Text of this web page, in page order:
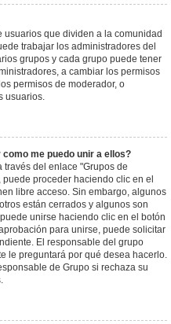
usuarios que dividen a la comunidad
trabajar los administradores del
grupos y cada grupo puede tener
a cambiar los permisos
permisos de moderador, o
usuarios.
me puedo unir a ellos?
través del enlace "Grupos de
proceder haciendo clic en el
libre acceso. Sin embargo, algunos
están cerrados y algunos son
unirse haciendo clic en el botón
para unirse, puede solicitar
El responsable del grupo
le preguntará por qué desea hacerlo.
de Grupo si rechaza su